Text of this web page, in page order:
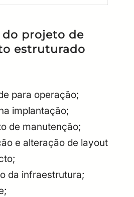
do projeto de
estruturado
para operação;
implantação;
de manutenção;
e alteração de layout
da infraestrutura;